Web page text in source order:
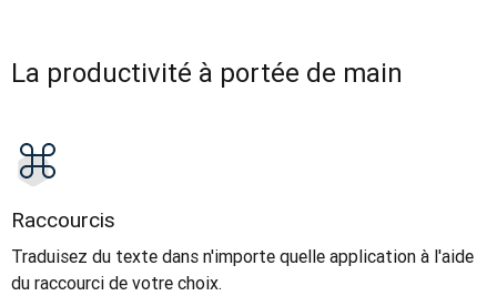
La productivité à portée de main
Raccourcis
Traduisez du texte dans n'importe quelle application à l'aide
du raccourci de votre choix.